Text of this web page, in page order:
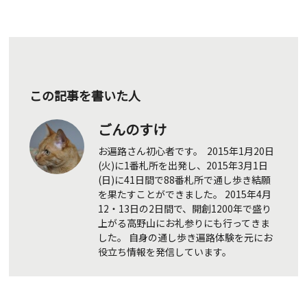
この記事を書いた人
ごんのすけ
お遍路さん初心者です。 2015年1月20日
(火)に1番札所を出発し、2015年3月1日
(日)に41日間で88番札所で通し歩き結願
を果たすことができました。 2015年4月
12・13日の2日間で、開創1200年で盛り
上がる高野山にお礼参りにも行ってきま
した。 自身の通し歩き遍路体験を元にお
役立ち情報を発信しています。